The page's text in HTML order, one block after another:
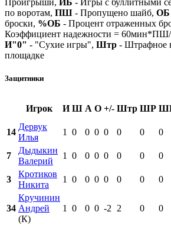
по воротам, ПШ - Пропущено шайб, ОБ
броски, %ОБ - Процент отраженных
Коэффициент надежности =
И"0" - "Сухие игры", Штр - Штрафное
площадке
Защитники
Игрок И Ш А О +/- Штр ШР
14
Дервук
Илья
1 0 0 0 0 0 0 0
7
Дыдыкин
Валерий
1 0 0 0 0 0 0 0
3
Кротиков
Никита
1 0 0 0 0 0 0 0
34
Кручинин
Андрей
(К)
1 0 0 0 -2 2 0 0